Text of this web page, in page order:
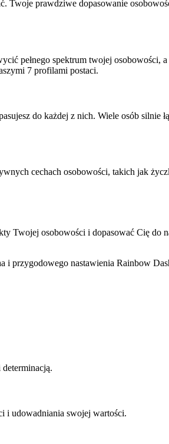
Twoje prawdziwe dopasowanie
pełnego spektrum twojej osobowości,
7 profilami postaci.
do każdej z nich. Wiele osób silnie
cechach osobowości, takich jak
Twojej osobowości i dopasować Cię do
i przygodowego nastawienia Rainbow
i udowadniania swojej wartości.